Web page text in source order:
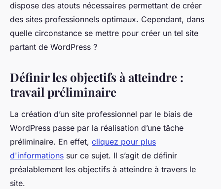
dispose des atouts nécessaires permettant de créer
des sites professionnels optimaux. Cependant, dans
quelle circonstance se mettre pour créer un tel site
partant de WordPress ?
Définir les objectifs à atteindre :
travail préliminaire
La création d’un site professionnel par le biais de
WordPress passe par la réalisation d’une tâche
préliminaire. En effet, cliquez pour plus
d'informations sur ce sujet. Il s’agit de définir
préalablement les objectifs à atteindre à travers le
site.